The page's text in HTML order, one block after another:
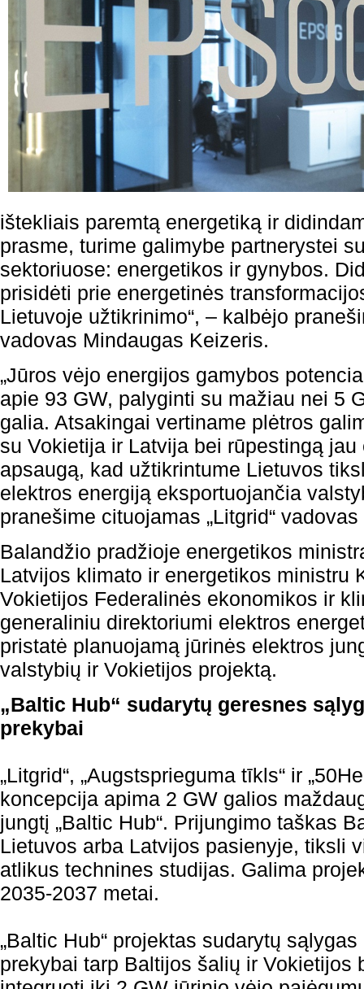
ištekliais paremtą energetiką ir
prasme, turime galimybe partnerystei
sektoriuose: energetikos ir gynybos.
prisidėti prie energetinės
Lietuvoje užtikrinimo“, – kalbėjo
vadovas Mindaugas Keizeris.
„Jūros vėjo energijos gamybos
apie 93 GW, palyginti su mažiau nei 5
galia. Atsakingai vertiname plėtros
su Vokietija ir Latvija bei rūpestingą
apsaugą, kad užtikrintume Lietuvos
elektros energiją eksportuojančia
pranešime cituojamas „Litgrid“
Balandžio pradžioje energetikos
Latvijos klimato ir energetikos ministru
Vokietijos Federalinės ekonomikos ir
generaliniu direktoriumi elektros
pristatė planuojamą jūrinės elektros
valstybių ir Vokietijos projektą.
„Baltic Hub“ sudarytų geresnes
prekybai
„Litgrid“, „Augstsprieguma tīkls“ ir
koncepcija apima 2 GW galios
jungtį „Baltic Hub“. Prijungimo taškas
Lietuvos arba Latvijos pasienyje, tiksli
atlikus technines studijas. Galima
2035-2037 metai.
„Baltic Hub“ projektas sudarytų
prekybai tarp Baltijos šalių ir Vokietijos